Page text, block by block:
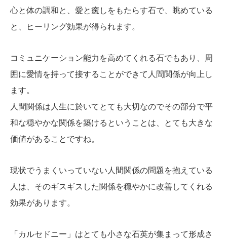
心と体の調和と、愛と癒しをもたらす石で、眺めている
と、ヒーリング効果が得られます。
コミュニケーション能力を高めてくれる石でもあり、周
囲に愛情を持って接することができて人間関係が向上し
ます。
人間関係は人生に於いてとても大切なのでその部分で平
和な穏やかな関係を築けるということは、とても大きな
価値があることですね。
現状でうまくいっていない人間関係の問題を抱えている
人は、そのギスギスした関係を穏やかに改善してくれる
効果があります。
「カルセドニー」はとても小さな石英が集まって形成さ